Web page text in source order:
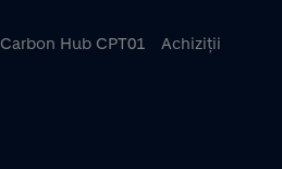
Carbon Hub CPT01 Achiziții